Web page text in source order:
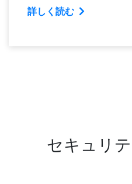
詳しく読む
セキュリ